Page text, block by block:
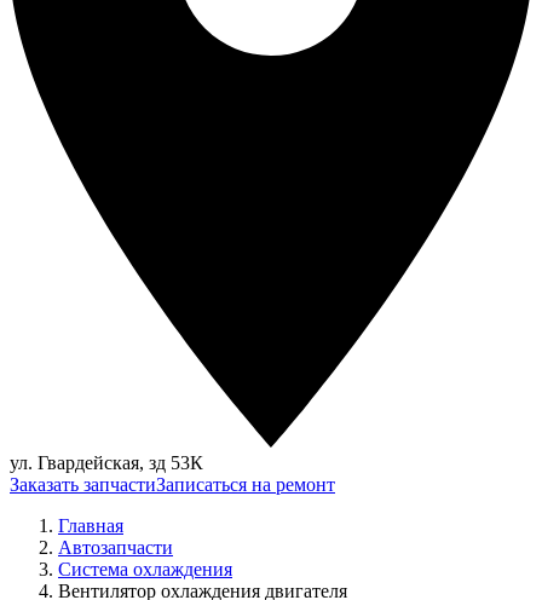
ул. Гвардейская, зд 53К
Заказать запчастиЗаписаться на ремонт
Главная
Автозапчасти
Система охлаждения
Вентилятор охлаждения двигателя